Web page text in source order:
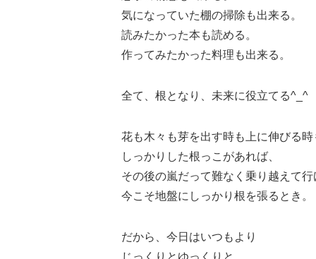
気になっていた棚の掃除も出来る。
読みたかった本も読める。
作ってみたかった料理も出来る。
全て、根となり、未来に役立てる^_^
花も木々も芽を出す時も上に伸びる時
しっかりした根っこがあれば、
その後の嵐だって難なく乗り越えて行
今こそ地盤にしっかり根を張るとき。
だから、今日はいつもより
じっくりとゆっくりと